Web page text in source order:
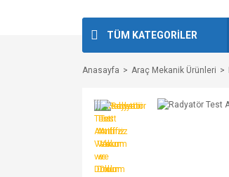
TÜM KATEGORİLER
Anasayfa Araç Mekanik Ürünleri